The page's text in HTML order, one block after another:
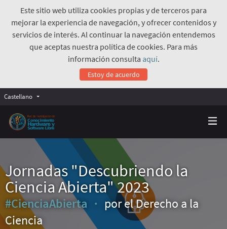
Este sitio web utiliza cookies propias y de terceros para
mejorar la experiencia de navegación, y ofrecer contenidos y
servicios de interés. Al continuar la navegación entendemos
que aceptas nuestra política de cookies. Para más
información consulta aquí.
Estoy de acuerdo
Castellano
Jornadas "Descubriendo la
Ciencia Abierta" 2023
#CienciaAbierta
por el Derecho a la
Ciencia